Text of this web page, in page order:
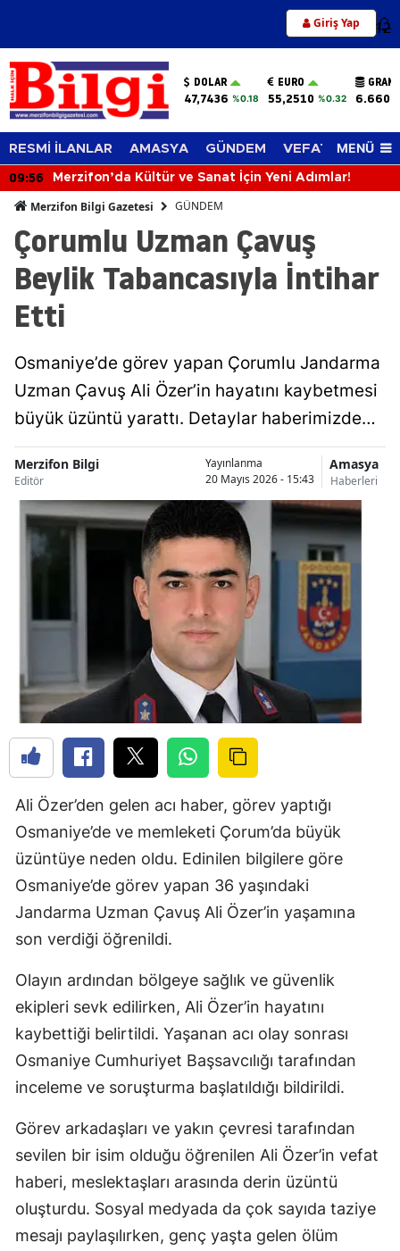
Giriş Yap 12
DOLAR
47,7436 %0.18
EURO
55,2510 %0.32
RESMİ İLANLAR AMASYA GÜNDEM VEFAT EDENLER
MENÜ
09:56 Merzifon’da Kültür ve Sanat İçin Yeni Adımlar!
Merzifon Bilgi Gazetesi GÜNDEM
Çorumlu Uzman Çavuş
Beylik Tabancasıyla İntihar
Etti
Osmaniye’de görev yapan Çorumlu Jandarma
Uzman Çavuş Ali Özer’in hayatını kaybetmesi
büyük üzüntü yarattı. Detaylar haberimizde…
Merzifon Bilgi
Editör
Yayınlanma
20 Mayıs 2026 - 15:43
Amasya
Haberleri
Ali Özer’den gelen acı haber, görev yaptığı
Osmaniye’de ve memleketi Çorum’da büyük
üzüntüye neden oldu. Edinilen bilgilere göre
Osmaniye’de görev yapan 36 yaşındaki
Jandarma Uzman Çavuş Ali Özer’in yaşamına
son verdiği öğrenildi.
Olayın ardından bölgeye sağlık ve güvenlik
ekipleri sevk edilirken, Ali Özer’in hayatını
kaybettiği belirtildi. Yaşanan acı olay sonrası
Osmaniye Cumhuriyet Başsavcılığı tarafından
inceleme ve soruşturma başlatıldığı bildirildi.
Görev arkadaşları ve yakın çevresi tarafından
sevilen bir isim olduğu öğrenilen Ali Özer’in vefat
haberi, meslektaşları arasında derin üzüntü
oluşturdu. Sosyal medyada da çok sayıda taziye
mesajı paylaşılırken, genç yaşta gelen ölüm